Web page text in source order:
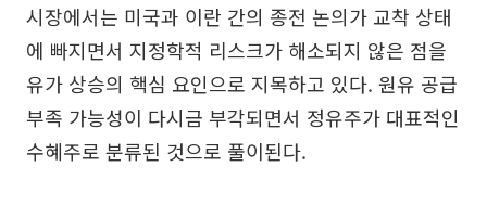
시장에서는 미국과 이란 간의 종전 논의가 교착 상태
에 빠지면서 지정학적 리스크가 해소되지 않은 점을
유가 상승의 핵심 요인으로 지목하고 있다. 원유 공급
부족 가능성이 다시금 부각되면서 정유주가 대표적인
수혜주로 분류된 것으로 풀이된다.